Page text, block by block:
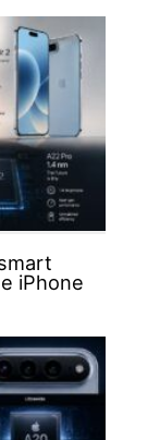
iPhone